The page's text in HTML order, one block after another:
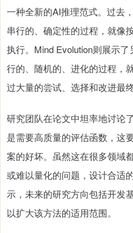
一种全新的AI推理范式。过去
串行的、确定性的过程，就像
执行。Mind Evolution则展示
行的、随机的、进化的过程，
过大量的尝试、选择和改进最
研究团队在论文中坦率地讨论
是需要高质量的评估函数，这
案的好坏。虽然这在很多领域
或难以量化的问题，设计合适
示，未来的研究方向包括开发
以扩大该方法的适用范围。